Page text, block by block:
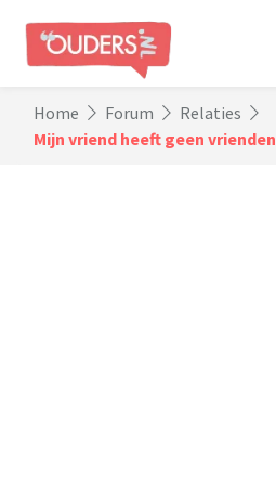
Home Forum
Relaties
Mijn vriend heeft geen vrienden